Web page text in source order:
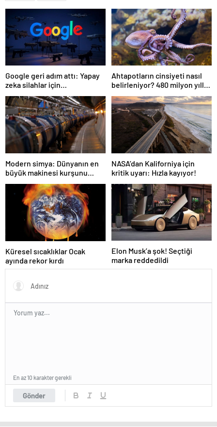
Google geri adım attı: Yapay
zeka silahlar için
kullanılabilecek
Ahtapotların cinsiyeti nasıl
belirleniyor? 480 milyon yıllık
gizem çözüldü
Modern simya: Dünyanın en
büyük makinesi kurşunu
NASA’dan Kaliforniya için
kritik uyarı: Hızla kayıyor!
Küresel sıcaklıklar Ocak
ayında rekor kırdı
Elon Musk’a şok! Seçtiği
marka reddedildi
Gönder
En az 10 karakter gerekli